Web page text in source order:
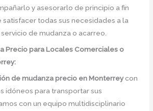
y asesorarlo de principio a fin
todas sus necesidades a la
de mudanza o acarreo.
Preciopara Locales Comerciales o
de mudanza precio enMonterreycon
idóneos para transportar sus
con un equipo multidisciplinario